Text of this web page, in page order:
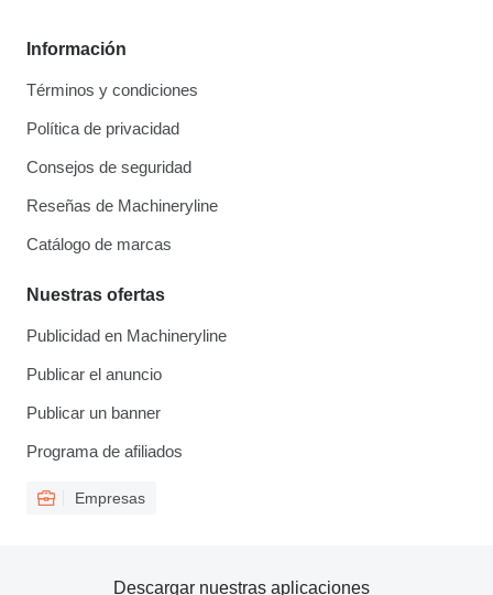
Información
Términos y condiciones
Política de privacidad
Consejos de seguridad
Reseñas de Machineryline
Catálogo de marcas
Nuestras ofertas
Publicidad en Machineryline
Publicar el anuncio
Publicar un banner
Programa de afiliados
Empresas
Descargar nuestras aplicaciones